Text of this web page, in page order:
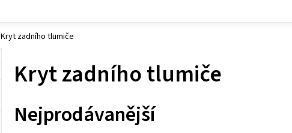
Kryt zadního tlumiče
Kryt zadního tlumiče
Nejprodávanější